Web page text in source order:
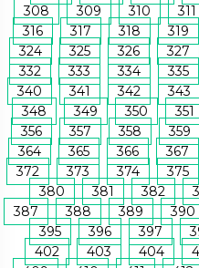
308
309 310 311
316
317 318 319
324
325 326 327
332
333 334 335
340
341 342 343
348
349 350 351
356
357 358 359
364
365 366 367
372
373 374 375
380
381 382
387
388 389 390
395
396 397
402
403 404